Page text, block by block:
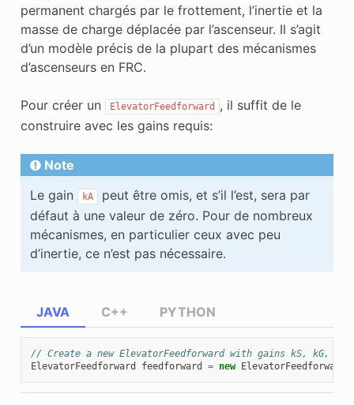
permanent chargés par le frottement, l’inertie et la
masse de charge déplacée par l’ascenseur. Il s’agit
d’un modèle précis de la plupart des mécanismes
d’ascenseurs en FRC.
Pour créer un ElevatorFeedforward
, il suffit de le
construire avec les gains requis:
Note
Le gain
kA
peut être omis, et s’il l’est, sera par
défaut à une valeur de zéro. Pour de nombreux
mécanismes, en particulier ceux avec peu
d’inertie, ce n’est pas nécessaire.
JAVA
// Create a new ElevatorFeedforward with gains kS, kG, kV,
ElevatorFeedforward
feedforward = new ElevatorFeedforward
C++ PYTHON